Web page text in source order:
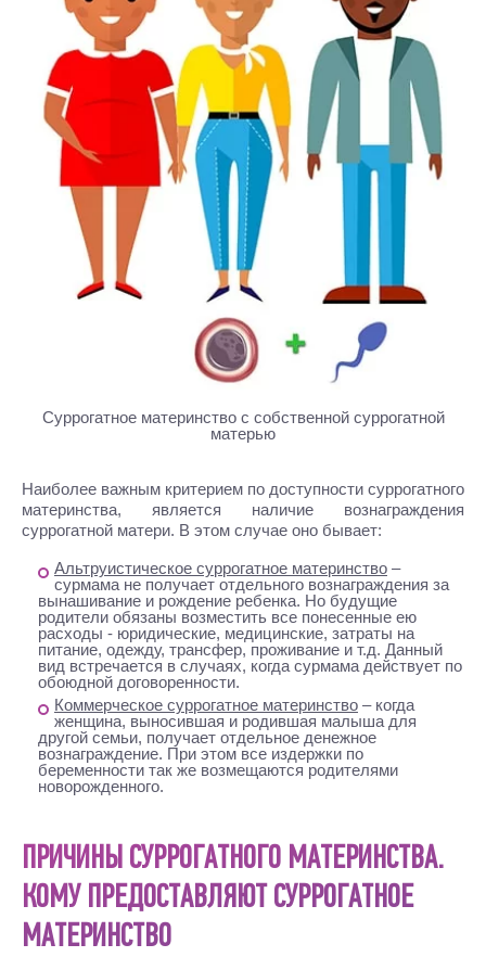
Cуррогатное материнство с собственной суррогатной
матерью
Наиболее важным критерием по доступности суррогатного
материнства, является наличие вознаграждения
суррогатной матери. В этом случае оно бывает:
Альтруистическое суррогатное материнство –
сурмама не получает отдельного вознаграждения за
вынашивание и рождение ребенка. Но будущие
родители обязаны возместить все понесенные ею
расходы - юридические, медицинские, затраты на
питание, одежду, трансфер, проживание и т.д. Данный
вид встречается в случаях, когда сурмама действует по
обоюдной договоренности.
Коммерческое суррогатное материнство – когда
женщина, выносившая и родившая малыша для
другой семьи, получает отдельное денежное
вознаграждение. При этом все издержки по
беременности так же возмещаются родителями
новорожденного.
ПРИЧИНЫ СУРРОГАТНОГО МАТЕРИНСТВА.
КОМУ ПРЕДОСТАВЛЯЮТ СУРРОГАТНОЕ
МАТЕРИНСТВО